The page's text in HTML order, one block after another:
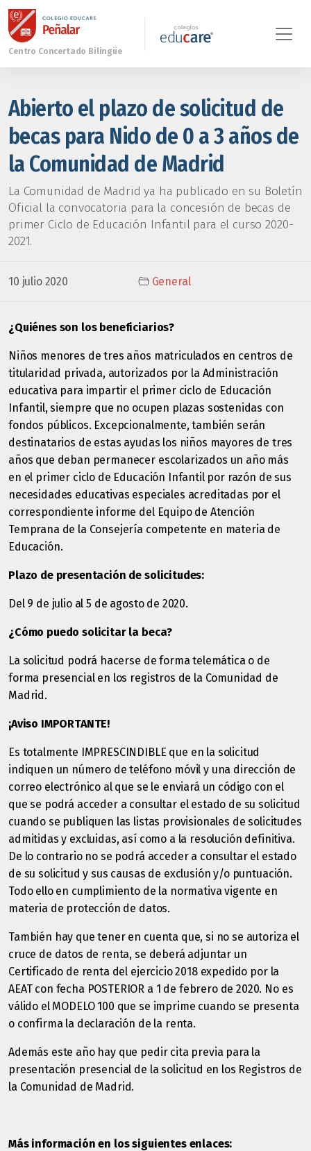
Abierto el plazo de solicitud de
becas para Nido de 0 a 3 años de
la Comunidad de Madrid
La Comunidad de Madrid ya ha publicado en su Boletín
Oficial la convocatoria para la concesión de becas de
primer Ciclo de Educación Infantil para el curso 2020-
2021.
10 julio 2020 General
¿Quiénes son los beneficiarios?
Niños menores de tres años matriculados en centros de
titularidad privada, autorizados por la Administración
educativa para impartir el primer ciclo de Educación
Infantil, siempre que no ocupen plazas sostenidas con
fondos públicos. Excepcionalmente, también serán
destinatarios de estas ayudas los niños mayores de tres
años que deban permanecer escolarizados un año más
en el primer ciclo de Educación Infantil por razón de sus
necesidades educativas especiales acreditadas por el
correspondiente informe del Equipo de Atención
Temprana de la Consejería competente en materia de
Educación.
Plazo de presentación de solicitudes:
Del 9 de julio al 5 de agosto de 2020.
¿Cómo puedo solicitar la beca?
La solicitud podrá hacerse de forma telemática o de
forma presencial en los registros de la Comunidad de
Madrid.
¡Aviso IMPORTANTE!
Es totalmente IMPRESCINDIBLE que en la solicitud
indiquen un número de teléfono móvil y una dirección de
correo electrónico al que se le enviará un código con el
que se podrá acceder a consultar el estado de su solicitud
cuando se publiquen las listas provisionales de solicitudes
admitidas y excluidas, así como a la resolución definitiva.
De lo contrario no se podrá acceder a consultar el estado
de su solicitud y sus causas de exclusión y/o puntuación.
Todo ello en cumplimiento de la normativa vigente en
materia de protección de datos.
También hay que tener en cuenta que, si no se autoriza el
cruce de datos de renta, se deberá adjuntar un
Certificado de renta del ejercicio 2018 expedido por la
AEAT con fecha POSTERIOR a 1 de febrero de 2020. No es
válido el MODELO 100 que se imprime cuando se presenta
o confirma la declaración de la renta.
Además este año hay que pedir cita previa para la
presentación presencial de la solicitud en los Registros de
la Comunidad de Madrid.
Más información en los siguientes enlaces: